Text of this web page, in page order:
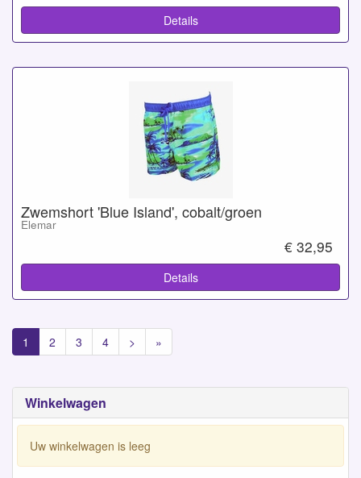
Winkelwagen
Uw winkelwagen is leeg
Details
Zwemshort 'Blue Island', cobalt/groen
Elemar
€ 32,95
Details
1 2 3 4 > »